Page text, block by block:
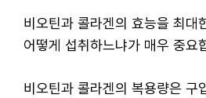
비오틴과 콜라겐의 효능을 최대
어떻게 섭취하느냐가 매우 중요
비오틴과 콜라겐의 복용량은 구